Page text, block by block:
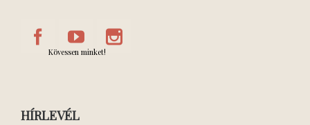
Kövessen minket!
HÍRLEVÉL